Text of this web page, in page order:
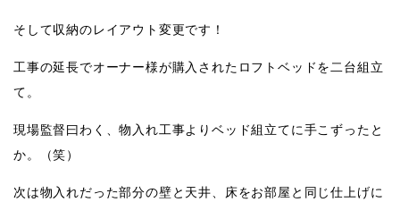
そして収納のレイアウト変更です！
工事の延長でオーナー様が購入されたロフトベッドを二台組立
て。
現場監督曰わく、物入れ工事よりベッド組立てに手こずったと
か。（笑）
次は物入れだった部分の壁と天井、床をお部屋と同じ仕上げに